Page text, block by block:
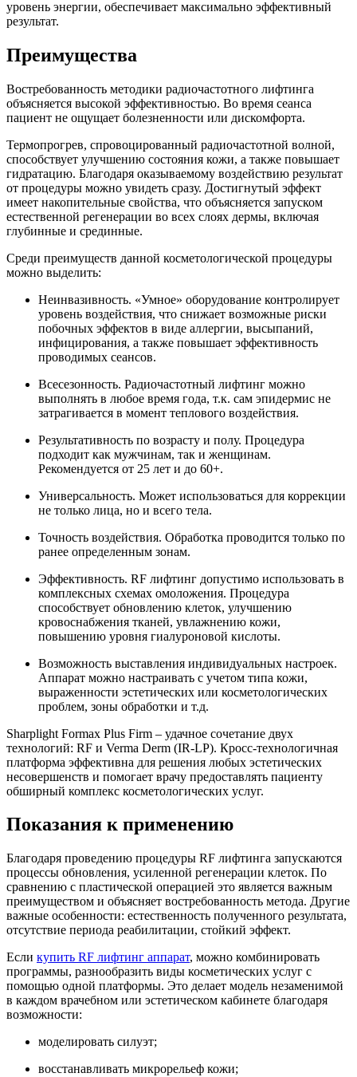
уровень энергии, обеспечивает максимально эффективный
результат.
Преимущества
Востребованность методики радиочастотного лифтинга
объясняется высокой эффективностью. Во время сеанса
пациент не ощущает болезненности или дискомфорта.
Термопрогрев, спровоцированный радиочастотной волной,
способствует улучшению состояния кожи, а также повышает
гидратацию. Благодаря оказываемому воздействию результат
от процедуры можно увидеть сразу. Достигнутый эффект
имеет накопительные свойства, что объясняется запуском
естественной регенерации во всех слоях дермы, включая
глубинные и срединные.
Среди преимуществ данной косметологической процедуры
можно выделить:
Неинвазивность. «Умное» оборудование контролирует
уровень воздействия, что снижает возможные риски
побочных эффектов в виде аллергии, высыпаний,
инфицирования, а также повышает эффективность
проводимых сеансов.
Всесезонность. Радиочастотный лифтинг можно
выполнять в любое время года, т.к. сам эпидермис не
затрагивается в момент теплового воздействия.
Результативность по возрасту и полу. Процедура
подходит как мужчинам, так и женщинам.
Рекомендуется от 25 лет и до 60+.
Универсальность. Может использоваться для коррекции
не только лица, но и всего тела.
Точность воздействия. Обработка проводится только по
ранее определенным зонам.
Эффективность. RF лифтинг допустимо использовать в
комплексных схемах омоложения. Процедура
способствует обновлению клеток, улучшению
кровоснабжения тканей, увлажнению кожи,
повышению уровня гиалуроновой кислоты.
Возможность выставления индивидуальных настроек.
Аппарат можно настраивать с учетом типа кожи,
выраженности эстетических или косметологических
проблем, зоны обработки и т.д.
Sharplight Formax Plus Firm – удачное сочетание двух
технологий: RF и Verma Derm (IR-LP). Кросс-технологичная
платформа эффективна для решения любых эстетических
несовершенств и помогает врачу предоставлять пациенту
обширный комплекс косметологических услуг.
Показания к применению
Благодаря проведению процедуры RF лифтинга запускаются
процессы обновления, усиленной регенерации клеток. По
сравнению с пластической операцией это является важным
преимуществом и объясняет востребованность метода. Другие
важные особенности: естественность полученного результата,
отсутствие периода реабилитации, стойкий эффект.
Если купить RF лифтинг аппарат, можно комбинировать
программы, разнообразить виды косметических услуг с
помощью одной платформы. Это делает модель незаменимой
в каждом врачебном или эстетическом кабинете благодаря
возможности:
моделировать силуэт;
восстанавливать микрорельеф кожи;